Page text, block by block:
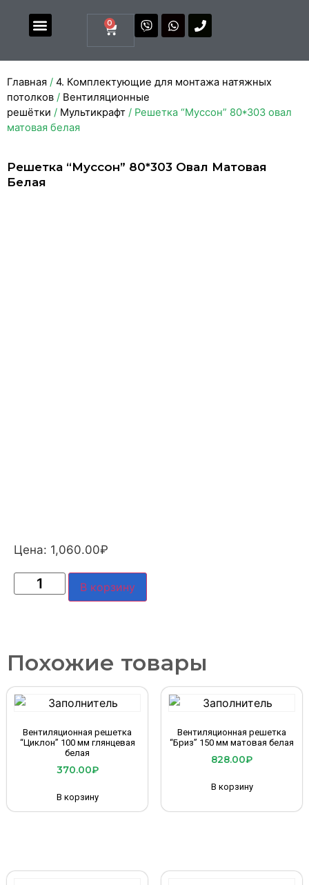
0
Главная / 4. Комплектующие для монтажа натяжных
потолков / Вентиляционные
решётки / Мультикрафт / Решетка “Муссон” 80*303 овал
матовая белая
Решетка “Муссон” 80*303 Овал Матовая
Белая
Цена: 1,060.00₽
В корзину
Похожие товары
Вентиляционная решетка
“Циклон” 100 мм глянцевая
белая
370.00₽
В корзину
Вентиляционная решетка
“Бриз” 150 мм матовая белая
828.00₽
В корзину